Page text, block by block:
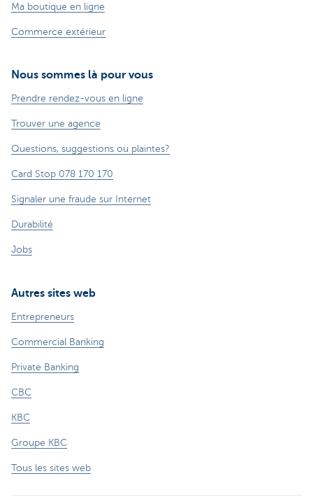
Ma boutique en ligne
Commerce extérieur
Nous sommes là pour vous
Prendre rendez-vous en ligne
Trouver une agence
Questions, suggestions ou plaintes?
Card Stop 078 170 170
Signaler une fraude sur Internet
Durabilité
Jobs
Autres sites web
Entrepreneurs
Commercial Banking
Private Banking
CBC
KBC
Groupe KBC
Tous les sites web